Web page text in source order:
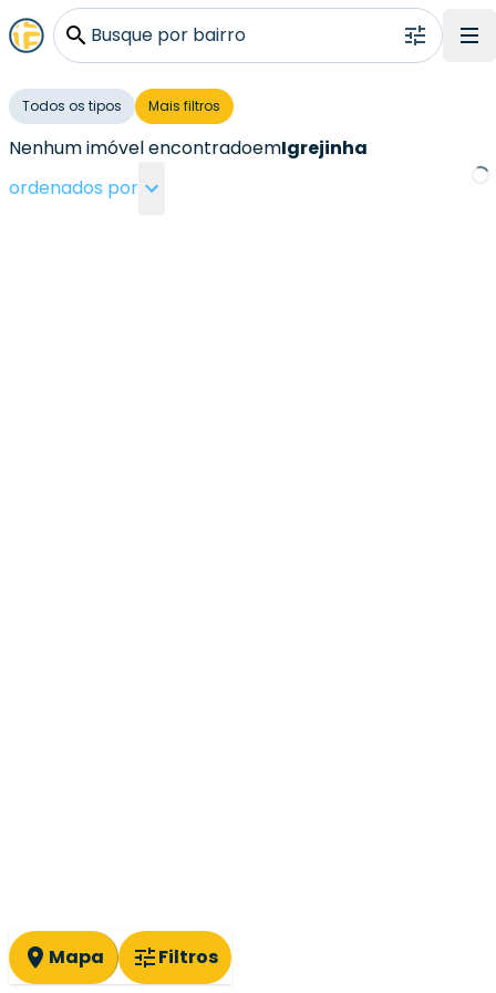
Busque por bairro
Todos os tipos Mais filtros
Mapa Filtros
Nenhum imóvel encontradoemIgrejinha
ordenados por